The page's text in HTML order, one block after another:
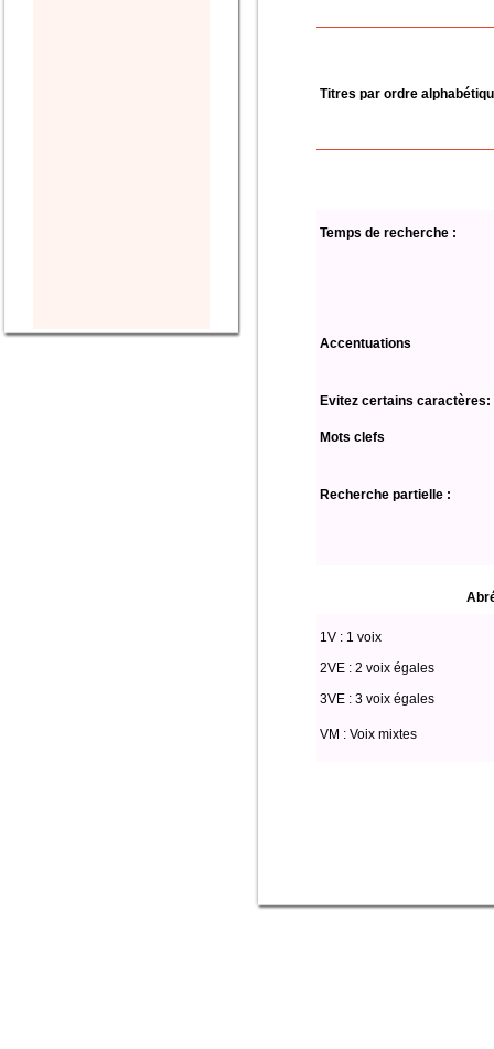
Titres par ordre
Temps de recherche :
Accentuations
Evitez certains caractères:
Mots clefs
Recherche partielle :
1V : 1 voix
2VE : 2 voix égales
3VE : 3 voix égales
VM : Voix mixtes